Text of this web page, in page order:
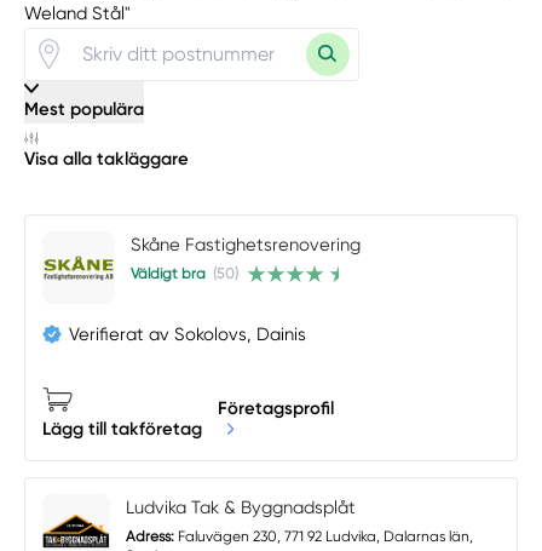
Weland Stål"
Mest populära
Visa alla takläggare
Skåne Fastighetsrenovering
Väldigt bra (50)
Verifierat av Sokolovs, Dainis
Lägg till takföretag
Företagsprofil
Ludvika Tak & Byggnadsplåt
Adress: Faluvägen 230, 771 92 Ludvika, Dalarnas län,